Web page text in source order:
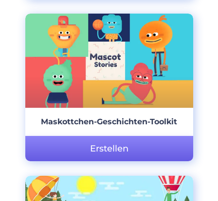
Maskottchen-Geschichten-Toolkit
Erstellen